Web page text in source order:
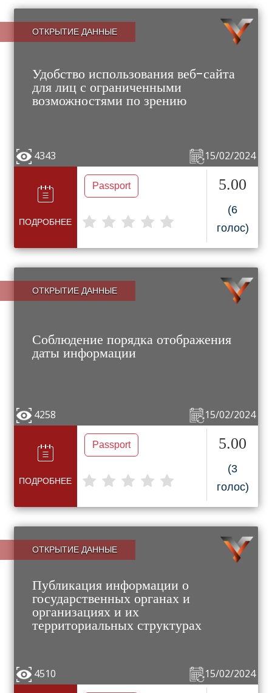
ОТКРЫТИЕ ДАННЫЕ
Удобство использования веб-сайта
для лиц с ограниченными
возможностями по зрению
15/02/2024
4343
ПОДРОБНЕЕ
Passport 5.00
(6
голос)
ОТКРЫТИЕ ДАННЫЕ
Соблюдение порядка отображения
даты информации
15/02/2024
4258
ПОДРОБНЕЕ
Passport 5.00
(3
голос)
ОТКРЫТИЕ ДАННЫЕ
Публикация информации о
государственных органах и
организациях и их
территориальных структурах
15/02/2024
4510